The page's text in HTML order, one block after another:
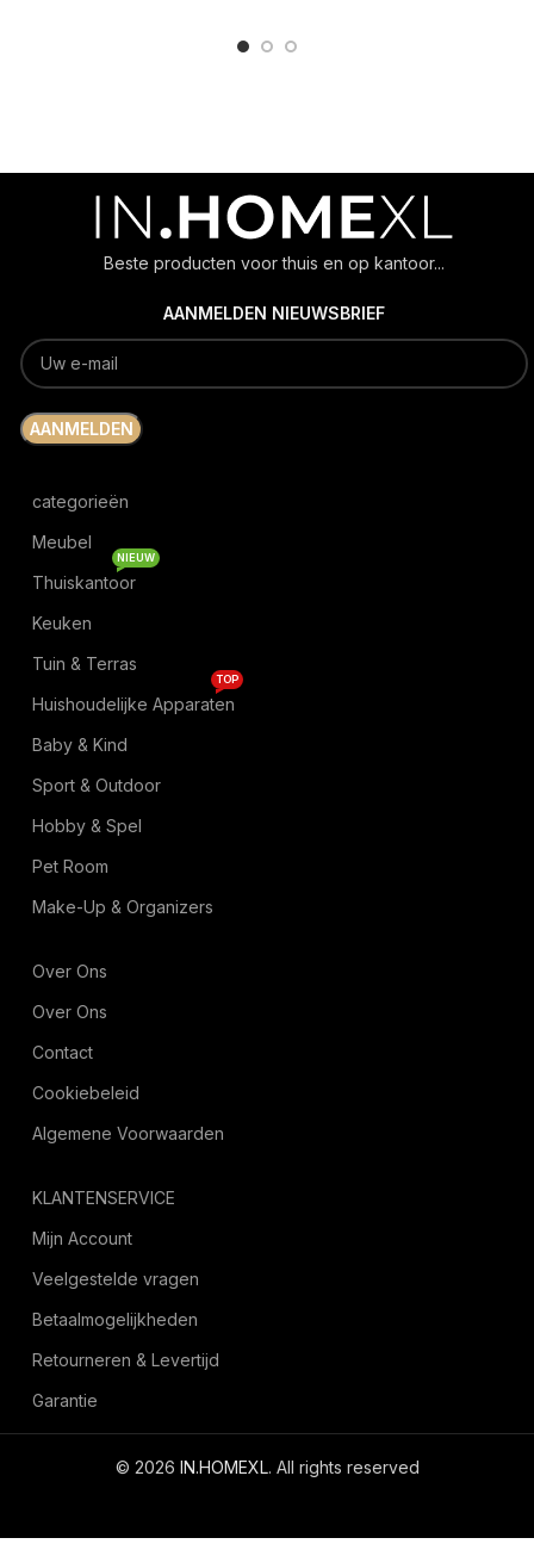
Beste producten voor thuis en op kantoor...
AANMELDEN NIEUWSBRIEF
categorieën
Meubel
Thuiskantoor
NIEUW
Keuken
Tuin & Terras
Huishoudelijke Apparaten
TOP
Baby & Kind
Sport & Outdoor
Hobby & Spel
Pet Room
Make-Up & Organizers
Over Ons
Over Ons
Contact
Cookiebeleid
Algemene Voorwaarden
KLANTENSERVICE
Mijn Account
Veelgestelde vragen
Betaalmogelijkheden
Retourneren & Levertijd
Garantie
© 2026 IN.HOMEXL. All rights reserved